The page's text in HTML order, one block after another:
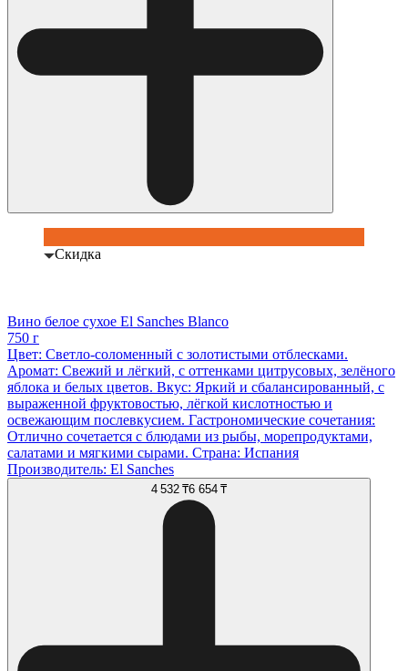
Скидка
Вино белое сухое El Sanches Blanco
750 г
Цвет: Светло-соломенный с золотистыми отблесками.
Аромат: Свежий и лёгкий, с оттенками цитрусовых, зелёного
яблока и белых цветов. Вкус: Яркий и сбалансированный, с
выраженной фруктовостью, лёгкой кислотностью и
освежающим послевкусием. Гастрономические сочетания:
Отлично сочетается с блюдами из рыбы, морепродуктами,
салатами и мягкими сырами. Страна: Испания
Производитель: El Sanches
4 532 ₸6 654 ₸